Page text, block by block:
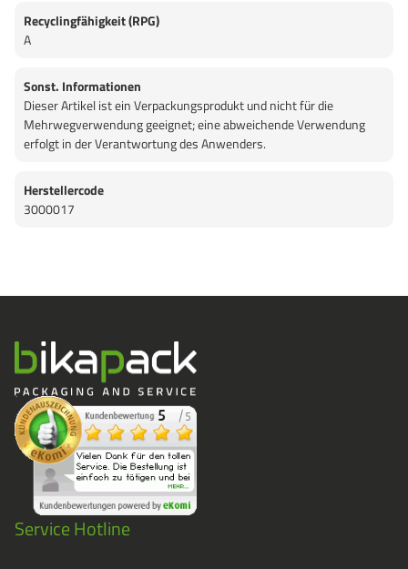
Recyclingfähigkeit (RPG)
A
Sonst. Informationen
Dieser Artikel ist ein Verpackungsprodukt und nicht für die
Mehrwegverwendung geeignet; eine abweichende Verwendung
erfolgt in der Verantwortung des Anwenders.
Herstellercode
3000017
Service Hotline